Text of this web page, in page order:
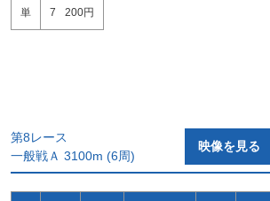
単 7 200円
第8レース
一般戦Ａ 3100m (6周)
映像を見る